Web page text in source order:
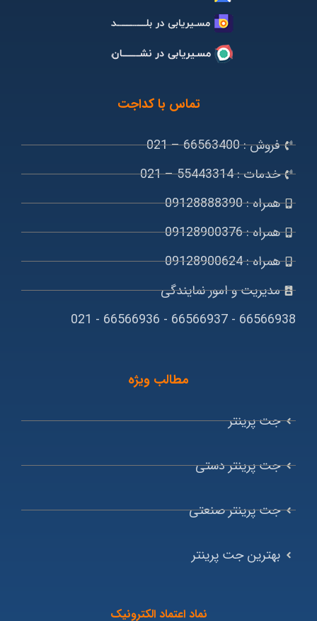
تماس با کداجت
فروش : 66563400 – 021
خدمات : 55443314 – 021
همراه : 09128888390
همراه : 09128900376
همراه : 09128900624
مدیریت و امور نمایندگی
66566938 - 66566937 - 66566936 - 021
مطالب ویژه
جت پرینتر
جت پرینتر دستی
جت پرینتر صنعتی
بهترین جت پرینتر
نماد اعتماد الکترونیک